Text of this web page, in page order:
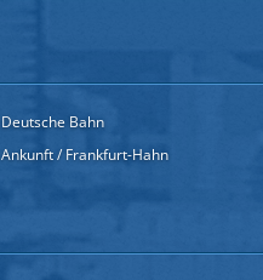
Deutsche Bahn
Ankunft / Frankfurt-Hahn